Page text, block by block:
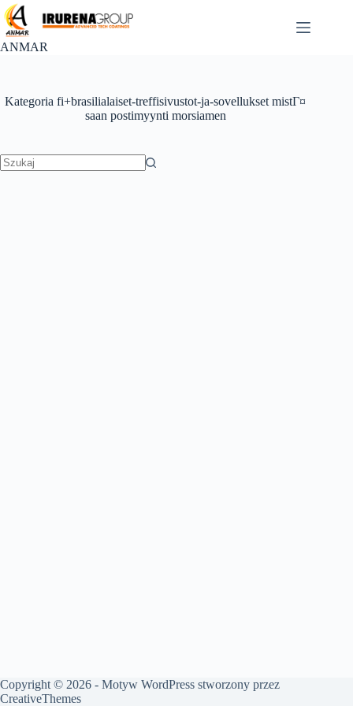
Przejdź
do
treści
ANMAR
Kategoria fi+brasilialaiset-treffisivustot-ja-sovellukset mistГ¤
saan postimyynti morsiamen
Copyright © 2026 - Motyw WordPress stworzony przez
CreativeThemes